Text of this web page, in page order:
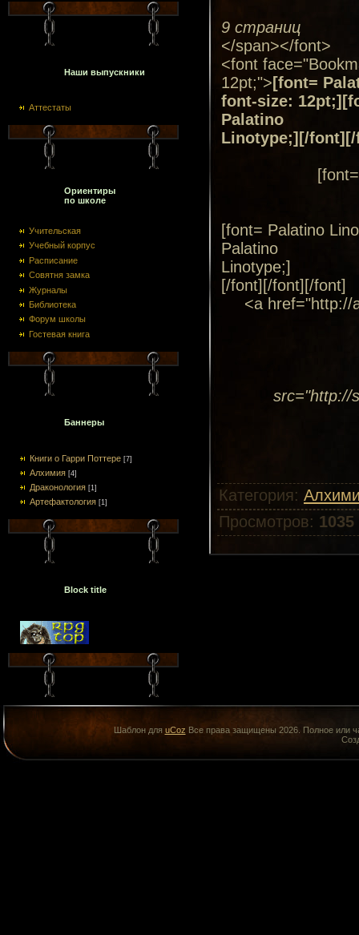
Наши выпускники
Аттестаты
Ориентиры
по школе
Учительская
Учебный корпус
Расписание
Совятня замка
Журналы
Библиотека
Форум школы
Гостевая книга
Баннеры
Книги о Гарри Поттере [7]
Алхимия [4]
Драконология [1]
Артефактология [1]
Block title
9 страниц
</span></font>
<font
12pt;">[font=
font-size:
Palatino
Linotype;][/
[font= Palatino
Palatino
Linotype;]
[/font][/font][/font]
<a href="http://
src="http://
Категория:
Просмотров: 1035
Шаблон для uCoz Все права защищены 2026. Полное или